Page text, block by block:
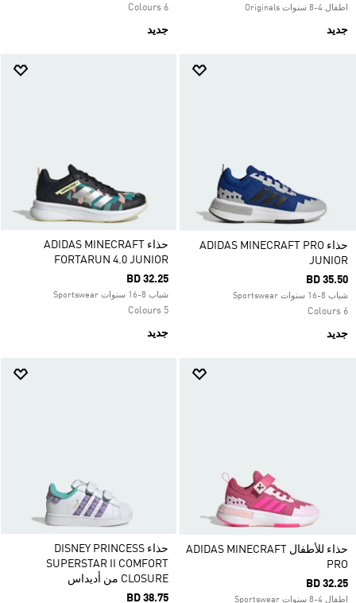
اطفال 4-8 سنوات Originals
جديد
6 Colours
جديد
حذاء ADIDAS MINECRAFT PRO
JUNIOR
BD 35.50
شباب 8-16 سنوات Sportswear
6 Colours
جديد
حذاء ADIDAS MINECRAFT
FORTARUN 4.0 JUNIOR
BD 32.25
شباب 8-16 سنوات Sportswear
5 Colours
جديد
حذاء للأطفال ADIDAS MINECRAFT
PRO
BD 32.25
اطفال 4-8 سنوات Sportswear
حذاء DISNEY PRINCESS
SUPERSTAR II COMFORT
CLOSURE من أديداس
BD 38.75